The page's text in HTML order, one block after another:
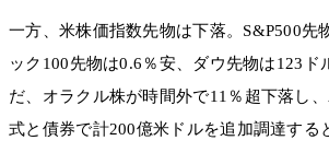
一方、米株価指数先物は下落。S&P500先
ック100先物は0.6％安、ダウ先物は123ド
だ、オラクル株が時間外で11％超下落し
式と債券で計200億米ドルを追加調達する